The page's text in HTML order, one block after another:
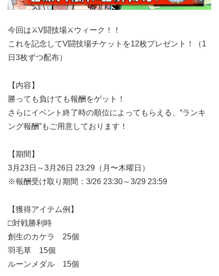
今回は⚔️V闘技場⚔️ウィーク！！
これを記念してV闘技場チケットを12枚プレゼント！（1
日3枚ずつ配布）
【内容】
勝っても負けても報酬をゲット！
さらにイベント終了時の順位によってもらえる、“ランキ
ング報酬”もご用意しております！
【期間】
3月23日～3月26日 23:29（月〜木曜日）
※報酬受け取り期間：3/26 23:30～3/29 23:59
【獲得アイテム例】
□対戦勝利時
創生のカケラ 25個
羽毛草 15個
ルーンメダル 15個